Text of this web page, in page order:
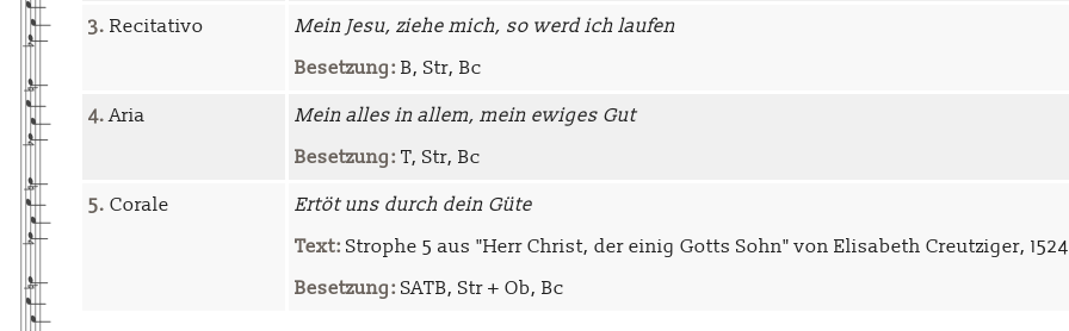
3. Recitativo
Mein Jesu, ziehe mich, so werd ich laufen
Besetzung: B, Str, Bc
4.Aria
Mein alles in allem, mein ewiges Gut
Besetzung: T, Str, Bc
5. Corale
Ertöt uns durch dein Güte
Text: Strophe 5 aus "Herr Christ, der einig Gotts Sohn" von Elisabeth Creutziger, 1524
Besetzung: SATB, Str + Ob, Bc